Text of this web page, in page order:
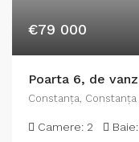
€79 000
Constanţa, Constanța
Camere: 2 Baie: